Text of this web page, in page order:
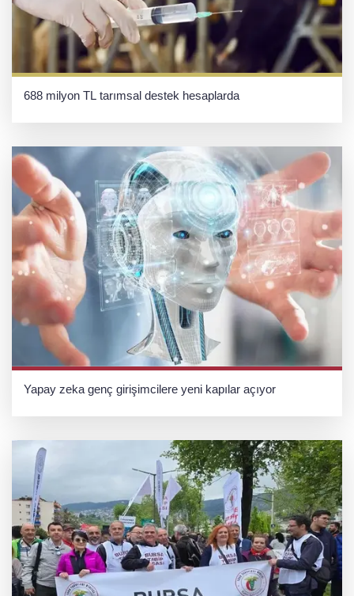
688 milyon TL tarımsal destek hesaplarda
Yapay zeka genç girişimcilere yeni kapılar açıyor